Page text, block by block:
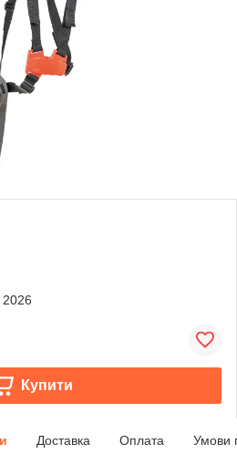
Купити
Доставка Оплата Умови